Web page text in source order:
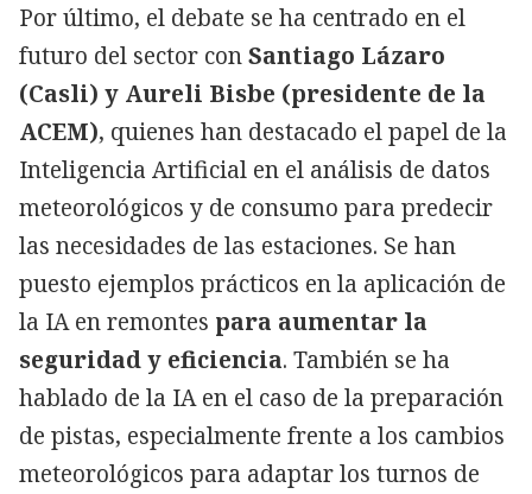
Por último, el debate se ha centrado en el
futuro del sector conSantiago Lázaro
(Casli) y Aureli Bisbe (presidente de la
ACEM), quienes han destacado el papel de la
Inteligencia Artificial en el análisis de datos
meteorológicos y de consumo para predecir
las necesidades de las estaciones. Se han
puesto ejemplos prácticos en la aplicación de
la IA en remontes para aumentar la
seguridad y eficiencia. También se ha
hablado de la IA en el caso de la preparación
de pistas, especialmente frente a los cambios
meteorológicos para adaptar los turnos de